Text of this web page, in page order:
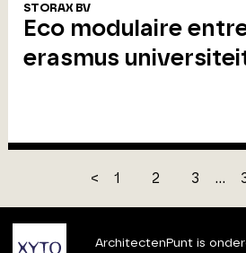
STORAX BV
Eco modulaire
erasmus
< 1 2 3 ...
ArchitectenPunt is